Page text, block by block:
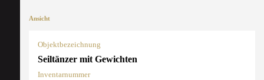
Ansicht
Objektbezeichnung
Seiltänzer mit Gewichten
Inventarnummer